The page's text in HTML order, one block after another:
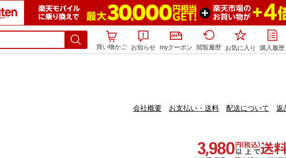
買い物かご お知らせ myクーポン 閲覧履歴 お気に入り 購入履歴